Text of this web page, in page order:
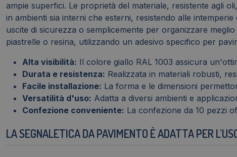
ampie superfici. Le proprietà del materiale, resistente agli
in ambienti sia interni che esterni, resistendo alle
uscite di sicurezza o semplicemente per organizzare
piastrelle o resina, utilizzando un adesivo specifico per
Alta visibilità: Il colore giallo RAL 1003 assicura
Durata e resistenza: Realizzata in materiali robusti,
Facile installazione: La forma e le dimensioni
Versatilità d'uso: Adatta a diversi ambienti e
Confezione conveniente: La confezione da 10 pezzi
LA SEGNALETICA DA PAVIMENTO È ADATTA PER